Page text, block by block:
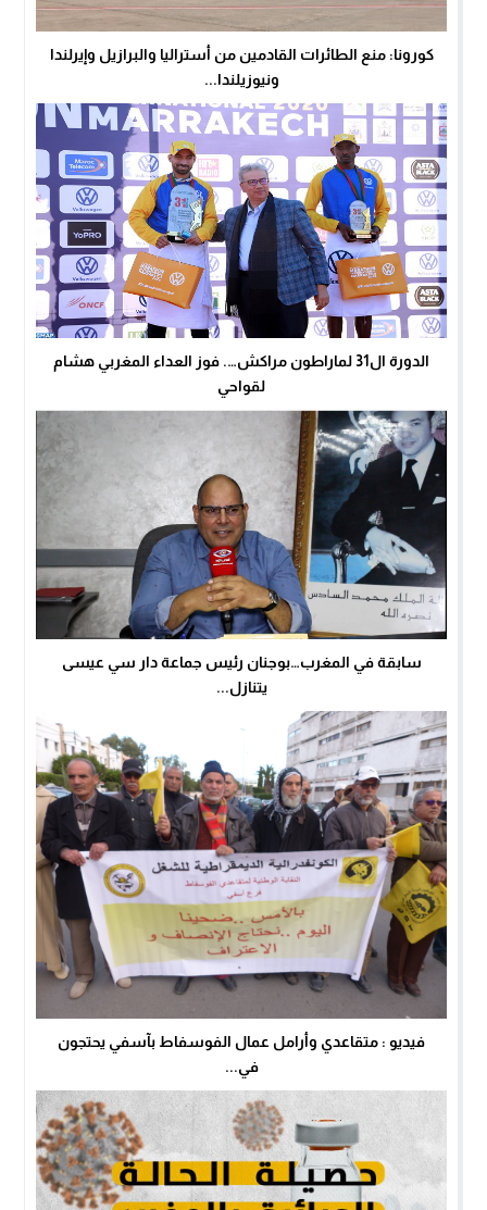
كورونا: منع الطائرات القادمين من أستراليا والبرازيل وإيرلندا
ونيوزيلندا...
الدورة ال31 لماراطون مراكش…. فوز العداء المغربي هشام
لقواحي
سابقة في المغرب…بوجنان رئيس جماعة دار سي عيسى
يتنازل...
فيديو : متقاعدي وأرامل عمال الفوسفاط بآسفي يحتجون
في...